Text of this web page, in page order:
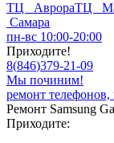
ТЦ АврораТЦ
Самара
пн-вс 10:00-20:00
Приходите!
8(846)379-21-09
Мы починим!
ремонт
Ремонт Samsung
Приходите: